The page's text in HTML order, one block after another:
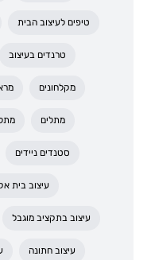
טיפים לעיצוב הבית
טרנדים בעיצוב
מקלחונים
מתלים
סטנדים ניידים
עיצוב בית
עיצוב בתקציב מוגבל
עיצוב חתונה